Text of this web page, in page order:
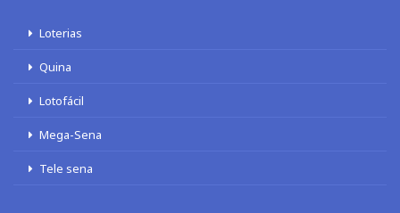
Loterias
Quina
Lotofácil
Mega-Sena
Tele sena